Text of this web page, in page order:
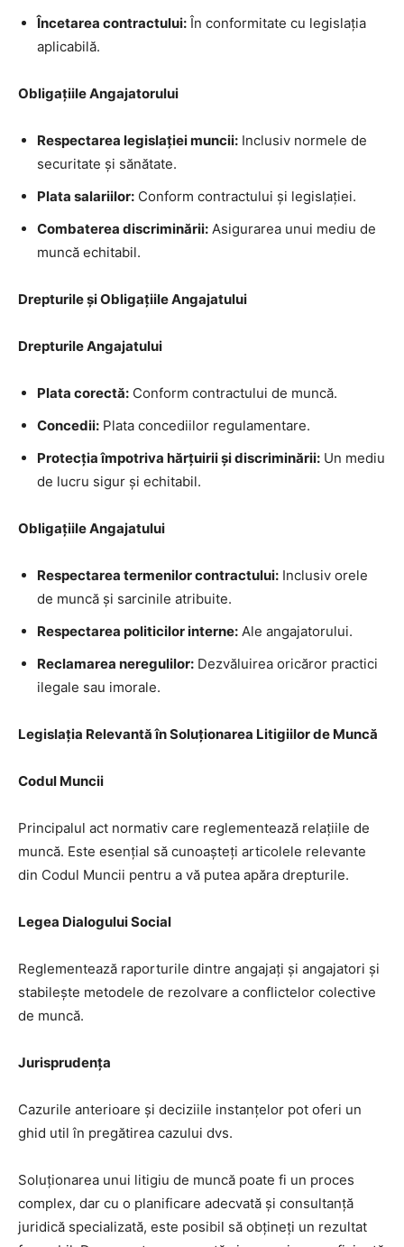
Încetarea contractului: În conformitate cu legislația
aplicabilă.
Obligațiile Angajatorului
Respectarea legislației muncii: Inclusiv normele de
securitate și sănătate.
Plata salariilor: Conform contractului și legislației.
Combaterea discriminării: Asigurarea unui mediu de
muncă echitabil.
Drepturile și Obligațiile Angajatului
Drepturile Angajatului
Plata corectă: Conform contractului de muncă.
Concedii: Plata concediilor regulamentare.
Protecția împotriva hărțuirii și discriminării: Un mediu
de lucru sigur și echitabil.
Obligațiile Angajatului
Respectarea termenilor contractului: Inclusiv orele
de muncă și sarcinile atribuite.
Respectarea politicilor interne: Ale angajatorului.
Reclamarea neregulilor: Dezvăluirea oricăror practici
ilegale sau imorale.
Legislația Relevantă în Soluționarea Litigiilor de Muncă
Codul Muncii
Principalul act normativ care reglementează relațiile de
muncă. Este esențial să cunoașteți articolele relevante
din Codul Muncii pentru a vă putea apăra drepturile.
Legea Dialogului Social
Reglementează raporturile dintre angajați și angajatori și
stabilește metodele de rezolvare a conflictelor colective
de muncă.
Jurisprudența
Cazurile anterioare și deciziile instanțelor pot oferi un
ghid util în pregătirea cazului dvs.
Soluționarea unui litigiu de muncă poate fi un proces
complex, dar cu o planificare adecvată și consultanță
juridică specializată, este posibil să obțineți un rezultat